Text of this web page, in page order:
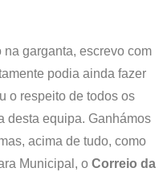
garganta, escrevo com
podia ainda fazer
o respeito de todos os
desta equipa. Ganhámos
acima de tudo, como
Municipal, o Correio da